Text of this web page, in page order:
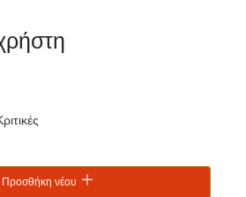
Προσθήκη νέου